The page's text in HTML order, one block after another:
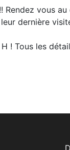
Rendez vous
dernière
! Tous les